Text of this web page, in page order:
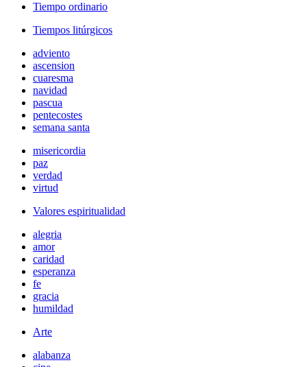
Tiempo ordinario
Tiempos litúrgicos
adviento
ascension
cuaresma
navidad
pascua
pentecostes
semana santa
misericordia
paz
verdad
virtud
Valores espiritualidad
alegria
amor
caridad
esperanza
fe
gracia
humildad
Arte
alabanza